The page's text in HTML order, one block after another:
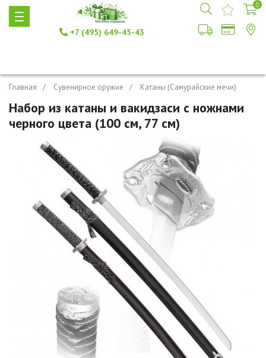
+7 (495) 649-45-43
0
Главная Сувенирное оружие Катаны (Самурайские мечи)
Набор из катаны и вакидзаси с ножнами
черного цвета (100 см, 77 см)